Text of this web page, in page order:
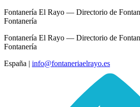
Fontanería El Rayo — Directorio de
Fontanería
Fontanería El Rayo — Directorio de
Fontanería
España | info@fontaneriaelrayo.es